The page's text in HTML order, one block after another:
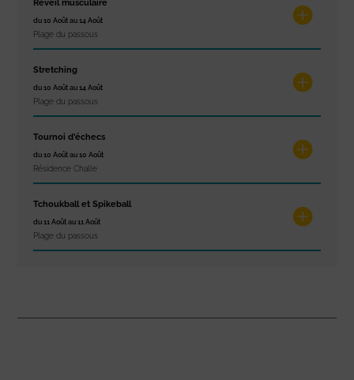
Réveil musculaire
du 10 Août au 14 Août
Plage du passous
Stretching
du 10 Août au 14 Août
Plage du passous
Tournoi d’échecs
du 10 Août au 10 Août
Résidence Challe
Tchoukball et Spikeball
du 11 Août au 11 Août
Plage du passous